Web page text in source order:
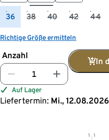
36 38 40 42 44
Richtige Größe ermitteln
Anzahl
In
Auf Lager
Liefertermin: Mi.,